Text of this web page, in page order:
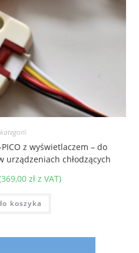
z wyświetlaczem – do
chłodzących
369,00 złz VAT)
koszyka